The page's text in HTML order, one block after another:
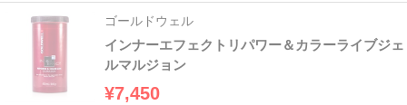
ゴールドウェル
インナーエフェクトリパワー＆カラーライブジェ
ルマルジョン
¥7,450